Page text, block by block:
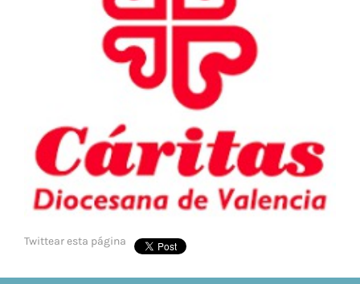
Twittear esta página